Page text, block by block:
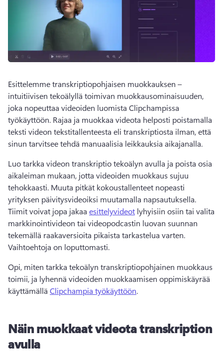
Esittelemme transkriptiopohjaisen muokkauksen –
intuitiivisen tekoälyllä toimivan muokkausominaisuuden,
joka nopeuttaa videoiden luomista Clipchampissa
työkäyttöön. Rajaa ja muokkaa videota helposti poistamalla
teksti videon tekstitallenteesta eli transkriptiosta ilman, että
sinun tarvitsee tehdä manuaalisia leikkauksia aikajanalla.
Luo tarkka videon transkriptio tekoälyn avulla ja poista osia
aikaleiman mukaan, jotta videoiden muokkaus sujuu
tehokkaasti. Muuta pitkät kokoustallenteet nopeasti
Tiimit voivat jopa jakaa esittelyvideot lyhyisiin osiin tai valita
markkinointivideon tai videopodcastin luovan suunnan
Vaihtoehtoja on loputtomasti.
Opi, miten tarkka tekoälyn transkriptiopohjainen muokkaus
toimii, ja lyhennä videoiden muokkaamisen oppimiskäyrää
käyttämällä Clipchampia työkäyttöön.
Näin muokkaat videota transkription
avulla